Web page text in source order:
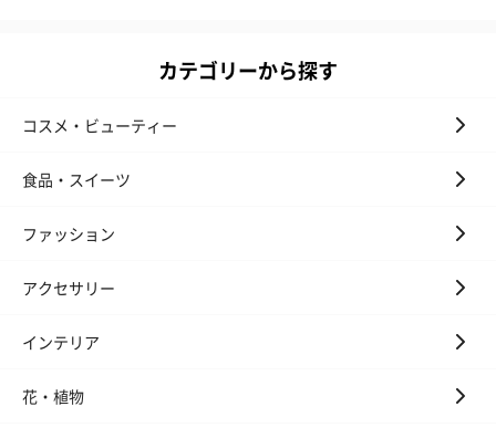
カテゴリーから探す
コスメ・ビューティー
食品・スイーツ
ファッション
アクセサリー
インテリア
花・植物